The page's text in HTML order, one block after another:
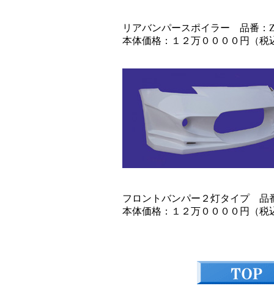
リアバンパースポイラー 品番：Z33-
本体価格：１２万００００円（税込１３
フロントバンパー２灯タイプ 品番：
本体価格：１２万００００円（税込１３